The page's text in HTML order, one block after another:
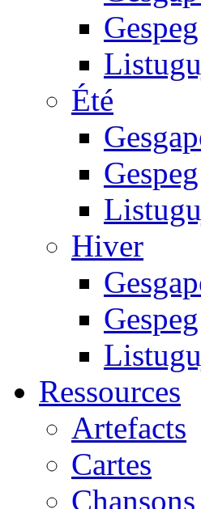
Gespeg
Été
Gespeg
Hiver
Gespeg
Ressources
Artefacts
Cartes